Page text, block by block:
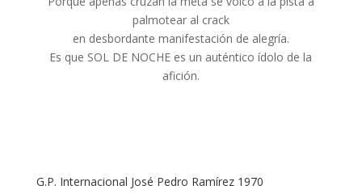
palmotear al crack
en desbordante manifestación de alegría.
Es que SOL DE NOCHE es un auténtico ídolo de la
afición.
G.P. Internacional José Pedro Ramírez 1970